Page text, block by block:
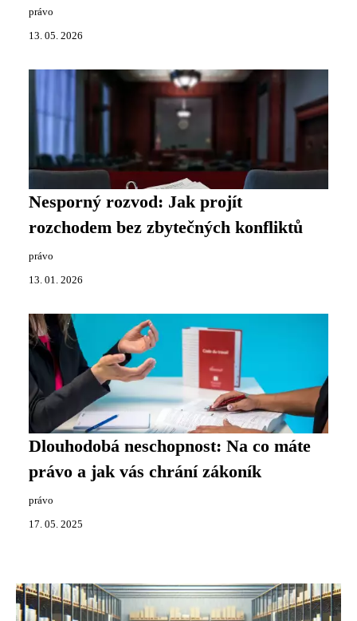
právo
13. 05. 2026
Nesporný rozvod: Jak projít
rozchodem bez zbytečných konfliktů
právo
13. 01. 2026
Dlouhodobá neschopnost: Na co máte
právo a jak vás chrání zákoník
právo
17. 05. 2025